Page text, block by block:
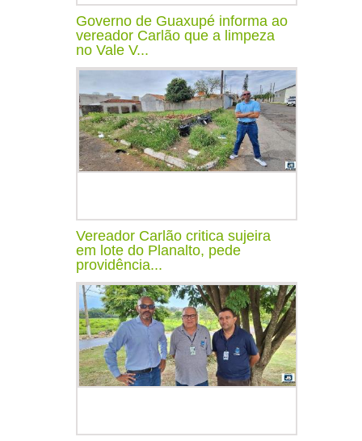
Governo de Guaxupé informa ao
vereador Carlão que a limpeza
no Vale V...
Vereador Carlão critica sujeira
em lote do Planalto, pede
providência...